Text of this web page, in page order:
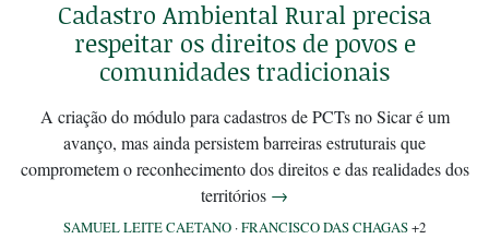
Cadastro Ambiental Rural precisa
respeitar os direitos de povos e
comunidades tradicionais
A criação do módulo para cadastros de PCTs no Sicar é um
avanço, mas ainda persistem barreiras estruturais que
comprometem o reconhecimento dos direitos e das realidades dos
territórios →
SAMUEL LEITE CAETANO ·FRANCISCO DAS CHAGAS+2